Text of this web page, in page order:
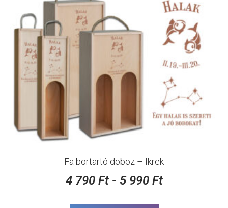
Fa bortartó doboz – Ikrek
4 790 Ft- 5 990 Ft